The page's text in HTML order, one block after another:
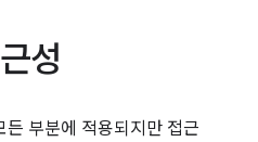
성
든 부분에 적용되지만 접근